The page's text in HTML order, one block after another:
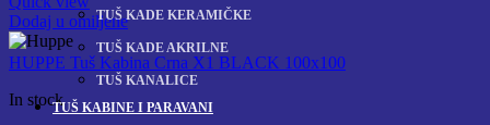
TUŠ KADE KERAMIČKE
TUŠ KADE AKRILNE
TUŠ KANALICE
TUŠ KABINE I PARAVANI
Dodaj u omiljene
HUPPE Tuš Kabina Crna X1 BLACK 100x100
In stock